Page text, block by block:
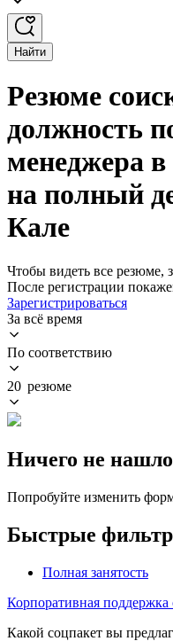
Найти
Резюме
должность
менеджера в
на полный
Кале
Чтобы видеть все резюме,
После регистрации
Зарегистрироваться
За всё время
По соответствию
20 резюме
Ничего не
Попробуйте изменить
Быстрые
Полная занятость
Корпоративная поддержка
Какой соцпакет вы